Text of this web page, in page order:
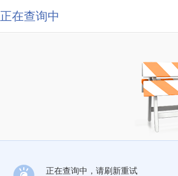
正在查询中
正在查询中，请刷新重试